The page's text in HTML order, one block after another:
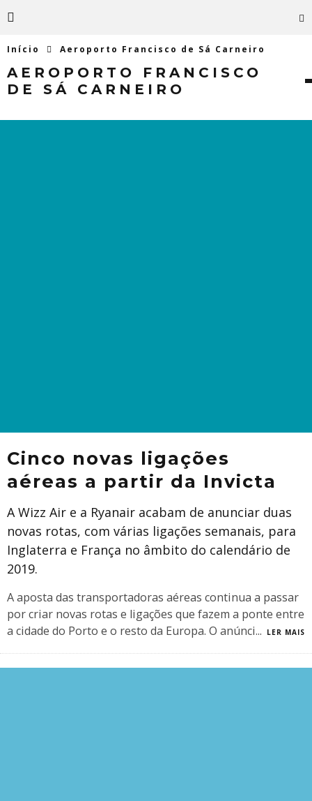
Início Aeroporto Francisco de Sá Carneiro
AEROPORTO FRANCISCO
DE SÁ CARNEIRO
Cinco novas ligações
aéreas a partir da Invicta
A Wizz Air e a Ryanair acabam de anunciar duas
novas rotas, com várias ligações semanais, para
Inglaterra e França no âmbito do calendário de
2019.
A aposta das transportadoras aéreas continua a passar
por criar novas rotas e ligações que fazem a ponte entre
a cidade do Porto e o resto da Europa. O anúnci... LER MAIS